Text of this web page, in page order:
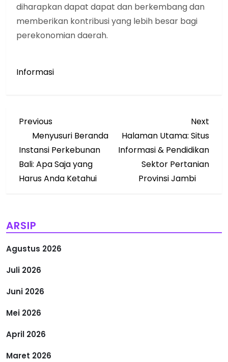
diharapkan dapat dapat dan berkembang dan
memberikan kontribusi yang lebih besar bagi
perekonomian daerah.
Informasi
N
a
v
a
s
i
p
o
s
Previous
Post
Previous
Menyusuri Beranda
Instansi Perkebunan
Bali: Apa Saja yang
Harus Anda Ketahui
Post
Next
Halaman Utama: Situs
Informasi & Pendidikan
Sektor Pertanian
Provinsi Jambi
ARSIP
Agustus 2026
Juli 2026
Juni 2026
Mei 2026
April 2026
Maret 2026